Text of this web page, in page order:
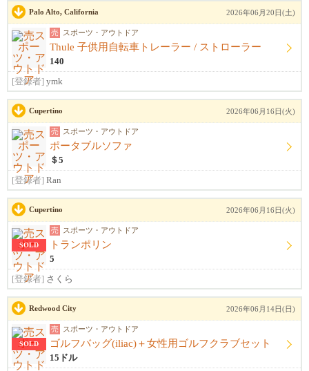
Palo Alto, California 2026年06月20日(土)
売 スポーツ・アウトドア
Thule 子供用自転車トレーラー / ストローラー
140
[登録者] ymk
Cupertino 2026年06月16日(火)
売 スポーツ・アウトドア
ポータブルソファ
＄5
[登録者] Ran
Cupertino 2026年06月16日(火)
SOLD
売 スポーツ・アウトドア
トランポリン
5
[登録者] さくら
Redwood City 2026年06月14日(日)
SOLD
売 スポーツ・アウトドア
ゴルフバッグ(iliac)＋女性用ゴルフクラブセット
15ドル